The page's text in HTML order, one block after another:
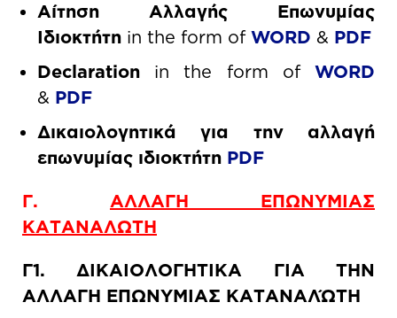
Αίτηση Αλλαγής Επωνυμίας
Ιδιοκτήτη in the form of WORD & PDF
Declaration in the form of WORD
& PDF
Δικαιολογητικά για την αλλαγή
επωνυμίας ιδιοκτήτη PDF
Γ. ΑΛΛΑΓΗ ΕΠΩΝΥΜΙΑΣ
ΚΑΤΑΝΑΛΩΤΗ
Γ1. ΔΙΚΑΙΟΛΟΓΗΤΙΚΑ ΓΙΑ ΤΗΝ
ΑΛΛΑΓΗ ΕΠΩΝΥΜΙΑΣ ΚΑΤΑΝΑΛΏΤΗ